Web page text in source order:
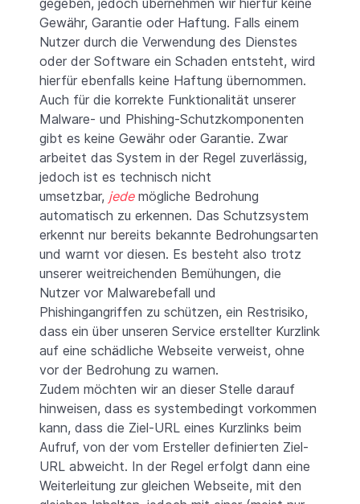
gegeben, jedoch übernehmen wir hierfür keine
Gewähr, Garantie oder Haftung. Falls einem
Nutzer durch die Verwendung des Dienstes
oder der Software ein Schaden entsteht, wird
hierfür ebenfalls keine Haftung übernommen.
Auch für die korrekte Funktionalität unserer
Malware- und Phishing-Schutzkomponenten
gibt es keine Gewähr oder Garantie. Zwar
arbeitet das System in der Regel zuverlässig,
jedoch ist es technisch nicht
umsetzbar, jedemögliche Bedrohung
automatisch zu erkennen. Das Schutzsystem
erkennt nur bereits bekannte Bedrohungsarten
und warnt vor diesen. Es besteht also trotz
unserer weitreichenden Bemühungen, die
Nutzer vor Malwarebefall und
Phishingangriffen zu schützen, ein Restrisiko,
dass ein über unseren Service erstellter Kurzlink
auf eine schädliche Webseite verweist, ohne
vor der Bedrohung zu warnen.
Zudem möchten wir an dieser Stelle darauf
hinweisen, dass es systembedingt vorkommen
kann, dass die Ziel-URL eines Kurzlinks beim
Aufruf, von der vom Ersteller definierten Ziel-
URL abweicht. In der Regel erfolgt dann eine
Weiterleitung zur gleichen Webseite, mit den